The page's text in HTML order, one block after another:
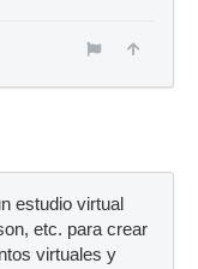
estudio virtual
etc. para crear
virtuales y